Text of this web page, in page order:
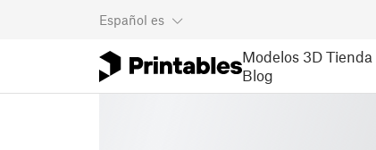
Español es
Modelos 3D Tienda
Blog